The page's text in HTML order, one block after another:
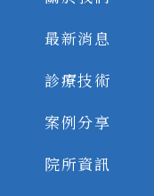
最新消息
診療技術
案例分享
院所資訊